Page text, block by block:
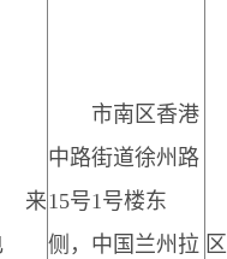
来
市南区香港
中路街道徐州路
15号1号楼东
侧，中国兰州拉 区